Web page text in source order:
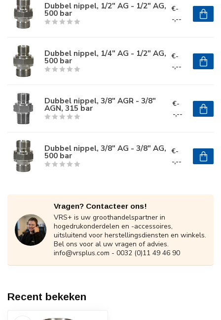
Dubbel nippel, 1/2" AG - 1/2" AG,
500 bar
€-
-,--
Dubbel nippel, 1/4" AG - 1/2" AG,
500 bar
€-
-,--
Dubbel nippel, 3/8" AGR - 3/8"
AGN, 315 bar
€-
-,--
Dubbel nippel, 3/8" AG - 3/8" AG,
500 bar
€-
-,--
Vragen? Contacteer ons!
VRS+ is uw groothandelspartner in
hogedrukonderdelen en -accessoires,
uitsluitend voor herstellingsdiensten en winkels.
Bel ons voor al uw vragen of advies.
info@vrsplus.com - 0032 (0)11 49 46 90
Recent bekeken